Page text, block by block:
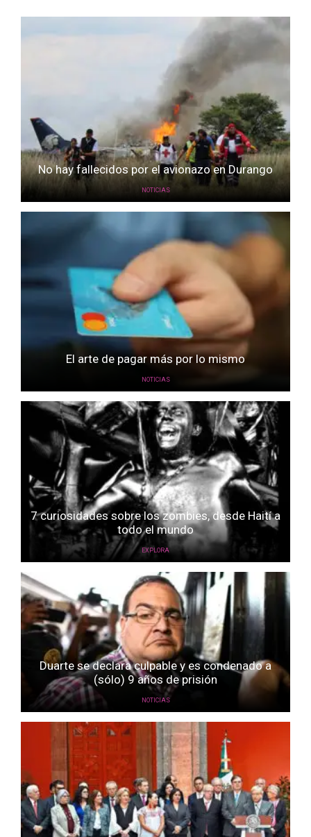
No hay fallecidos por el avionazo en Durango
NOTICIAS
El arte de pagar más por lo mismo
NOTICIAS
7 curiosidades sobre los zombies, desde Haití a
todo el mundo
EXPLORA
Duarte se declara culpable y es condenado a
(sólo) 9 años de prisión
NOTICIAS